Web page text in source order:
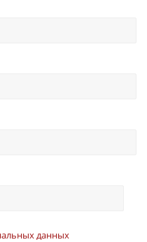
данных